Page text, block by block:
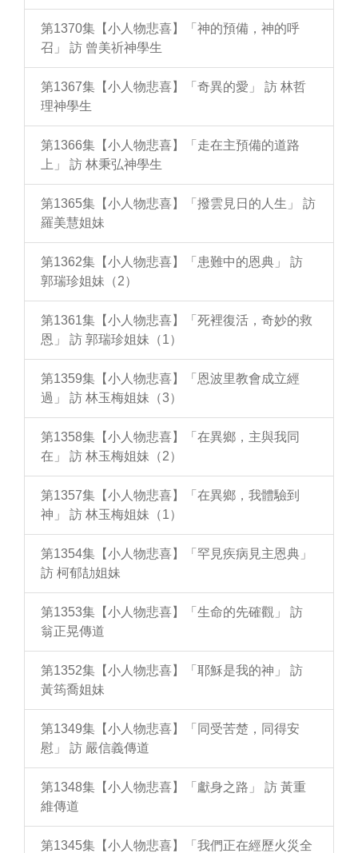
第1370集【小人物悲喜】「神的預備，神的呼
召」 訪 曾美祈神學生
第1367集【小人物悲喜】「奇異的愛」 訪 林哲
理神學生
第1366集【小人物悲喜】「走在主預備的道路
上」 訪 林秉弘神學生
第1365集【小人物悲喜】「撥雲見日的人生」 訪
羅美慧姐妹
第1362集【小人物悲喜】「患難中的恩典」 訪
郭瑞珍姐妹（2）
第1361集【小人物悲喜】「死裡復活，奇妙的救
恩」 訪 郭瑞珍姐妹（1）
第1359集【小人物悲喜】「恩波里教會成立經
過」 訪 林玉梅姐妹（3）
第1358集【小人物悲喜】「在異鄉，主與我同
在」 訪 林玉梅姐妹（2）
第1357集【小人物悲喜】「在異鄉，我體驗到
神」 訪 林玉梅姐妹（1）
第1354集【小人物悲喜】「罕見疾病見主恩典」
訪 柯郁劼姐妹
第1353集【小人物悲喜】「生命的先確觀」 訪
翁正晃傳道
第1352集【小人物悲喜】「耶穌是我的神」 訪
黃筠喬姐妹
第1349集【小人物悲喜】「同受苦楚，同得安
慰」 訪 嚴信義傳道
第1348集【小人物悲喜】「獻身之路」 訪 黃重
維傳道
第1345集【小人物悲喜】「我們正在經歷火災全